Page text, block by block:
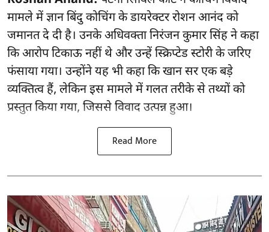
मामले में ज्ञान बिंदु कोचिंग के डायरेक्टर रोशन आनंद को
जमानत दे दी है। उनके अधिवक्ता निरंजन कुमार सिंह ने कहा
कि आरोप टिकाऊ नहीं थे और उन्हें स्क्रिप्टेड स्टोरी के जरिए
फंसाया गया। उन्होंने यह भी कहा कि खान सर एक बड़े
व्यक्तित्व हैं, लेकिन इस मामले में गलत तरीके से तथ्यों को
प्रस्तुत किया गया, जिससे विवाद उत्पन्न हुआ।
Read More